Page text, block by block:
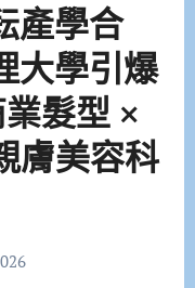
產學合
大學引爆
髮型 ×
膚美容科